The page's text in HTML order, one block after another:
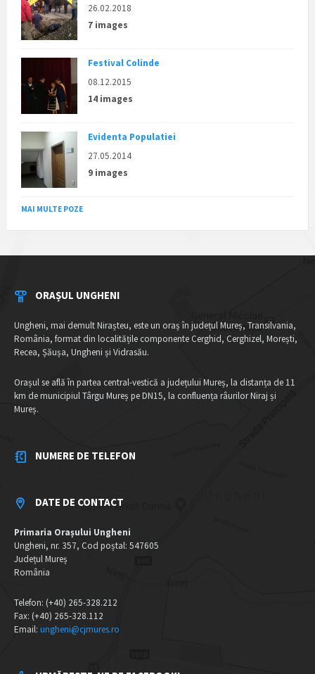
26.02.2018
7 images
Festival Colinde
08.12.2015
14 images
Evidenta Populatiei
27.05.2014
9 images
MAI MULTE POZE
ORAȘUL UNGHENI
Ungheni, mai demult Nirașteu, este un oraș în județul Mureș, Transilvania,
România, format din localitățile componente Cerghid, Cerghizel, Morești,
Recea, Șăușa, Ungheni și Vidrasău.
Orașul se află în partea central-vestică a județului Mureș, la distanța de 11
km de municipiul Târgu Mureș pe DN15, la confluența râurilor Niraj și
Mureș.
NUMERE DE TELEFON
DATE DE CONTACT
Primaria Orașului Ungheni
Ungheni, nr. 357, Cod poștal: 547605
Județul Mureș
România
Telefon: (+40) 265-328.212
Fax: (+40) 265-328.112
Email: ungheni@cjmures.ro